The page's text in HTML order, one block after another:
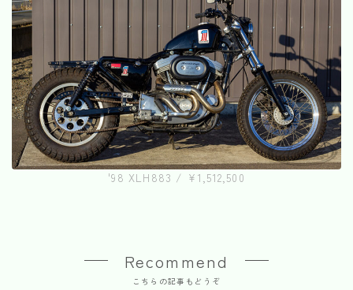
'98 XLH883 / ¥1,512,500
Recommend
こちらの記事もどうぞ